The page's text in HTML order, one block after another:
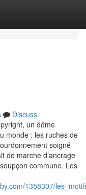
Discuss
un dôme
monde : les ruches de
soigné
de marche d’ancrage
commune. Les
1358307/